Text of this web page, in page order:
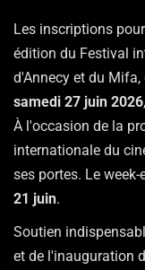
Les inscriptions
édition du Festival
d'Annecy et du Mifa,
samedi 27 juin 2026
À l'occasion de la
internationale du
ses portes. Le
21 juin.
Soutien
et de l'inauguration